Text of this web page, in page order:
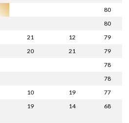
80
80
21 12
79
20 21
79
78
78
10 19
77
19 14 68